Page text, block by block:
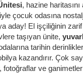
, hazine haritasını
çocuk odasına
aday! El işçiliğinin zarif
taşıyan ünite,
tarihin
kazandırır. Çok
fotoğraflar ve